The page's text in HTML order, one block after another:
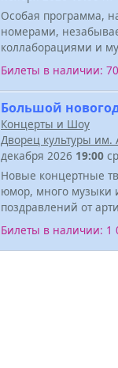
Особая программа,
номерами,
коллаборациями и
Билеты в наличии:
Большой
Концерты и Шоу
Дворец культуры им.
декабря 2026 19:00 ср
Новые концертные
юмор, много музыки
поздравлений от
Билеты в наличии: 1